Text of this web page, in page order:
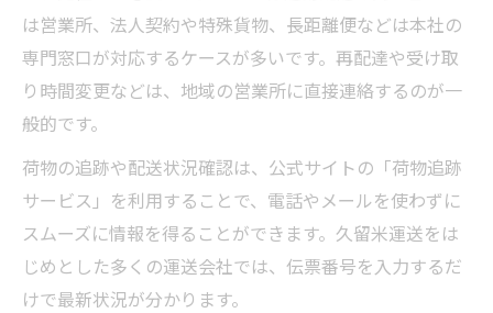
は営業所、法人契約や特殊貨物、長距離便などは本社の
専門窓口が対応するケースが多いです。再配達や受け取
り時間変更などは、地域の営業所に直接連絡するのが一
般的です。
荷物の追跡や配送状況確認は、公式サイトの「荷物追跡
サービス」を利用することで、電話やメールを使わずに
スムーズに情報を得ることができます。久留米運送をは
じめとした多くの運送会社では、伝票番号を入力するだ
けで最新状況が分かります。